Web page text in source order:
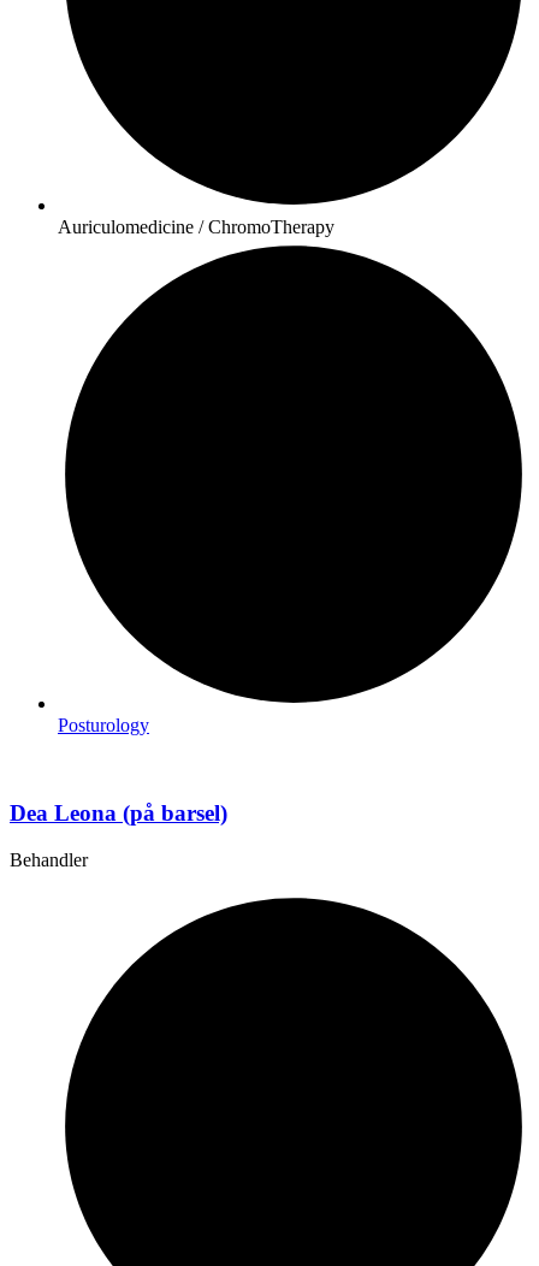
Auriculomedicine / ChromoTherapy
Posturology
Dea Leona (på barsel)
Behandler